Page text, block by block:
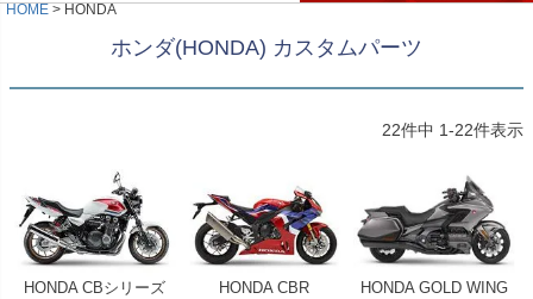
HOME HONDA
ホンダ(HONDA) カスタムパーツ
22件中 1-22件表示
HONDA CBシリーズ HONDA CBR HONDA GOLD WING